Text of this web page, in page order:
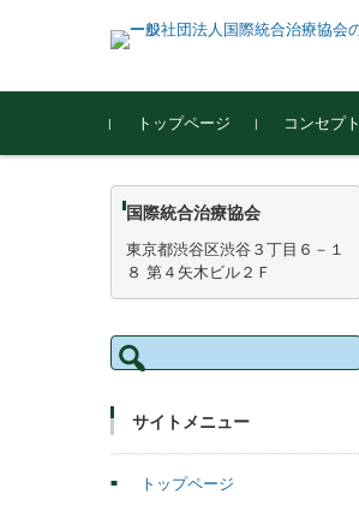
コンテンツに移動
トップページ
コンセプト
国際統合治療協会
東京都渋谷区渋谷３丁目６－１
８ 第４矢木ビル２Ｆ
検索:
サイトメニュー
トップページ